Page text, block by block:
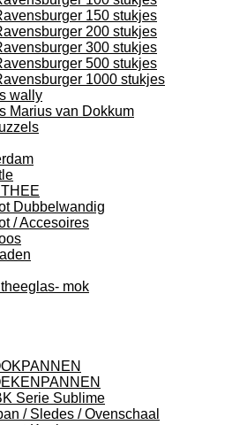
150 stukjes
200 stukjes
300 stukjes
500 stukjes
1000 stukjes
wally
Marius van Dokkum
Dubbelwandig
/ Accesoires
mok
Serie Sublime
/ Sledes / Ovenschaal